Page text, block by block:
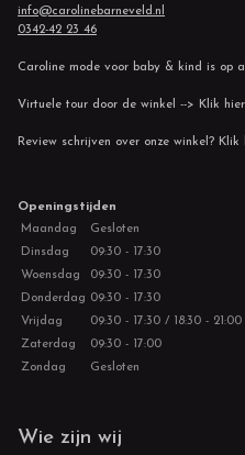
info@carolinebarneveld.nl
0342-42 23 46
Caroline mode voor baby & kind is op
Virtuele tour door de winkel --> Klik hier
Review schrijven over onze winkel? Klik
Openingstijden
Maandag
Gesloten
Dinsdag
09:30 - 17:30
Woensdag
09:30 - 17:30
Donderdag 09:30 - 17:30
Vrijdag
09:30 - 17:30 / 18:30 - 21:00
Zaterdag
09:30 - 17:00
Zondag
Gesloten
Wie zijn wij